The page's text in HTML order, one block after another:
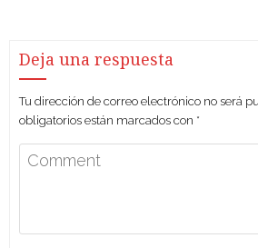
Deja una respuesta
Tu dirección de correo electrónico no será
obligatorios están marcados con *